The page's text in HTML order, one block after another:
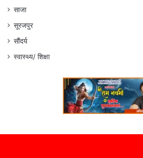
साजा
सूरजपुर
सौंदर्य
स्वास्थ्य/ शिक्षा